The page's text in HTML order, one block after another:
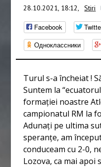
28.10.2021, 18:12, Stiri
Facebook
Одноклассники
Turul s-a încheiat !
Suntem la
formației noastre
campionatul RM la
Adunați pe ultima
speranțe, am
conduceam cu 2-0,
Lozova, ca mai apoi